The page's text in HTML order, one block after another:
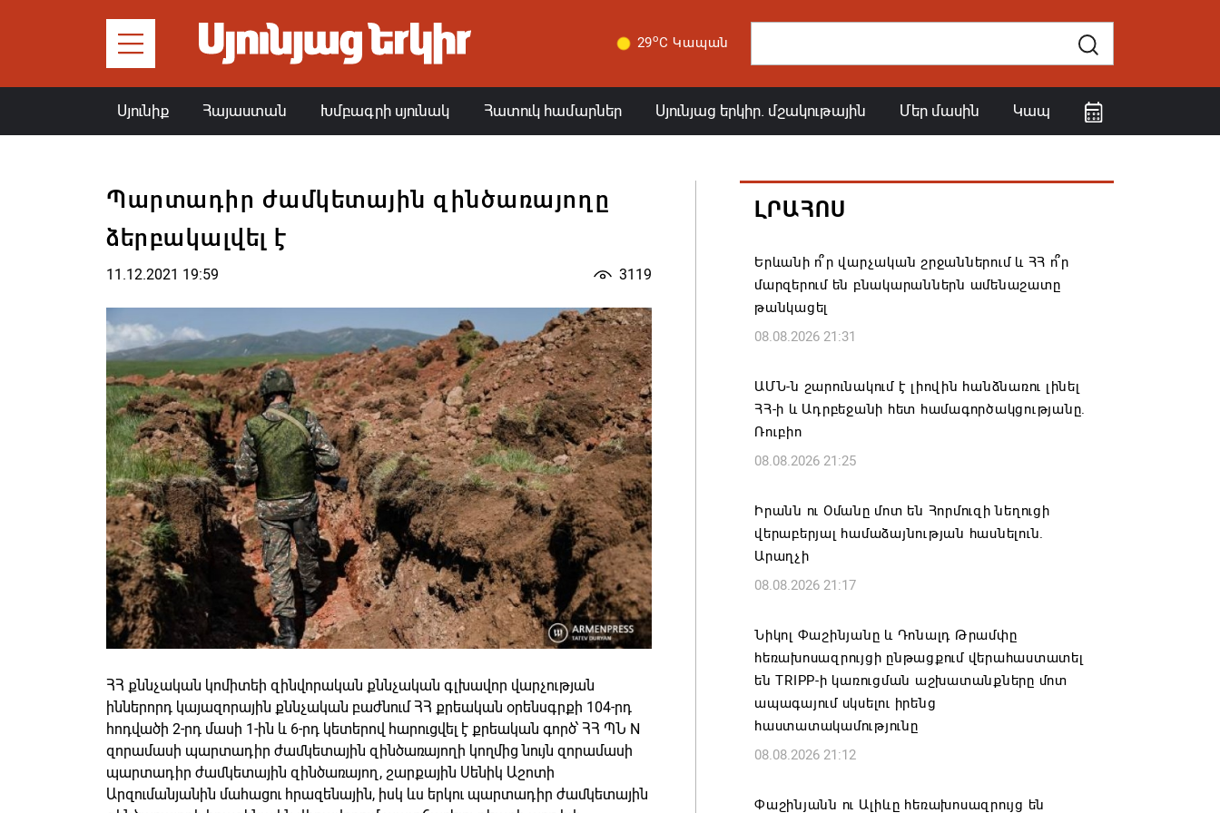
29oC Կապան
Սյունիք Հայաստան Խմբագրի սյունակ Հատուկ համարներ Սյունյաց երկիր. մշակութային Մեր մասին Կապ
Պարտադիր ժամկետային զինծառայողը
ձերբակալվել է
11.12.2021 19:59 3119
ՀՀ քննչական կոմիտեի զինվորական քննչական գլխավոր վարչության
իններորդ կայազորային քննչական բաժնում ՀՀ քրեական օրենսգրքի 104-րդ
հոդվածի 2-րդ մասի 1-ին և 6-րդ կետերով հարուցվել է քրեական գործ՝ ՀՀ ՊՆ N
զորամասի պարտադիր ժամկետային զինծառայողի կողմից նույն զորամասի
պարտադիր ժամկետային զինծառայող, շարքային Սենիկ Աշոտի
Արզումանյանին մահացու հրազենային, իսկ ևս երկու պարտադիր ժամկետային
ԼՐԱՀՈՍ
Երևանի ո՞ր վարչական շրջաններում և ՀՀ ո՞ր
մարզերում են բնակարաններն ամենաշատը
թանկացել
08.08.2026 21:31
ԱՄՆ-ն շարունակում է լիովին հանձնառու լինել
ՀՀ-ի և Ադրբեջանի հետ համագործակցությանը.
Ռուբիո
08.08.2026 21:25
Իրանն ու Օմանը մոտ են Հորմուզի նեղուցի
վերաբերյալ համաձայնության հասնելուն.
Արաղչի
08.08.2026 21:17
Նիկոլ Փաշինյանը և Դոնալդ Թրամփը
հեռախոսազրույցի ընթացքում վերահաստատել
են TRIPP-ի կառուցման աշխատանքները մոտ
ապագայում սկսելու իրենց
հաստատակամությունը
08.08.2026 21:12
Փաշինյանն ու Ալիևը հեռախոսազրույց են